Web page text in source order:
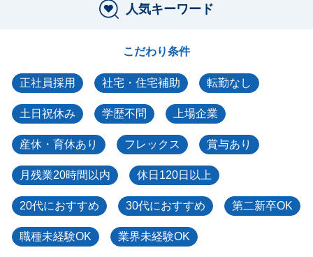
人気キーワード
こだわり条件
正社員採用 社宅・住宅補助 転勤なし
土日祝休み 学歴不問 上場企業
産休・育休あり フレックス 賞与あり
月残業20時間以内 休日120日以上
20代におすすめ 30代におすすめ 第二新卒OK
職種未経験OK 業界未経験OK